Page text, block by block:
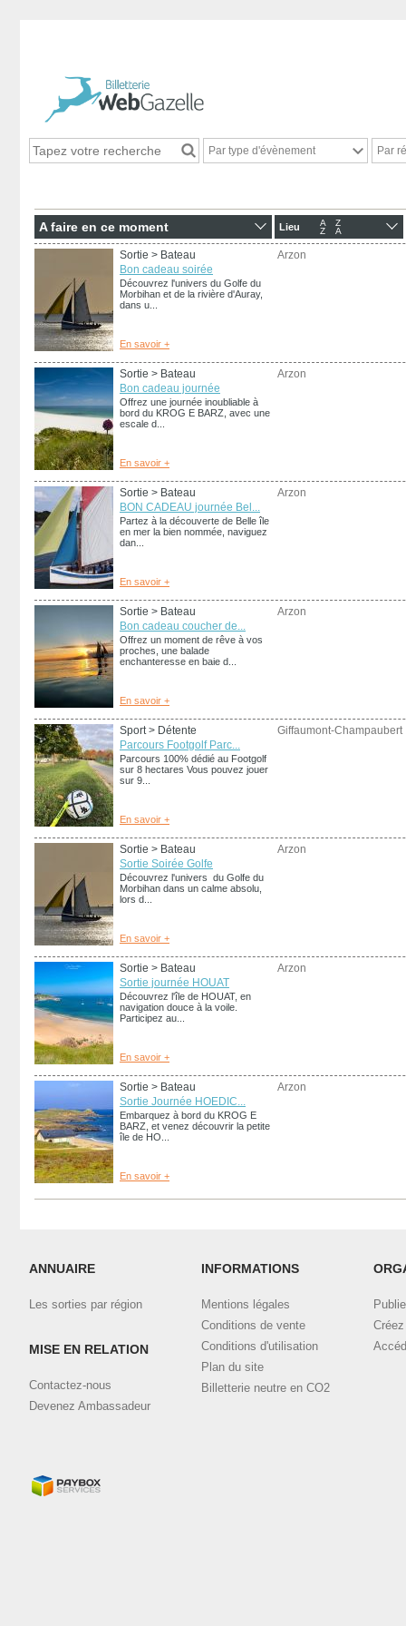
Par type d'évènement Par
A faire en ce moment A
Z
Z
A
Lieu
Sortie > Bateau
Bon cadeau soirée
Découvrez l'univers du Golfe du
Morbihan et de la rivière d'Auray,
dans u...
En savoir +
Arzon
Sortie > Bateau
Bon cadeau journée
Offrez une journée inoubliable à
bord du KROG E BARZ, avec une
escale d...
En savoir +
Arzon
Sortie > Bateau
BON CADEAU journée Bel...
Partez à la découverte de Belle île
en mer la bien nommée, naviguez
dan...
En savoir +
Arzon
Sortie > Bateau
Bon cadeau coucher de...
Offrez un moment de rêve à vos
proches, une balade
enchanteresse en baie d...
En savoir +
Arzon
Sport> Détente
Parcours Footgolf Parc...
Parcours 100% dédié au Footgolf
sur 8 hectares Vous pouvez jouer
sur 9...
En savoir +
Giffaumont-Champaubert
Sortie > Bateau
Sortie Soirée Golfe
Découvrez l'univers du Golfe du
Morbihan dans un calme absolu,
lors d...
En savoir +
Arzon
Sortie > Bateau
Sortie journée HOUAT
Découvrez l'île de HOUAT, en
navigation douce à la voile.
Participez au...
En savoir +
Arzon
Sortie > Bateau
Sortie Journée HOEDIC...
Embarquez à bord du KROG E
BARZ, et venez découvrir la petite
île de HO...
En savoir +
Arzon
ANNUAIRE
Les sorties par région
MISE EN RELATION
Contactez-nous
Devenez Ambassadeur
INFORMATIONS
Mentions légales
Conditions de vente
Conditions d'utilisation
Plan du site
Billetterie neutre en CO2